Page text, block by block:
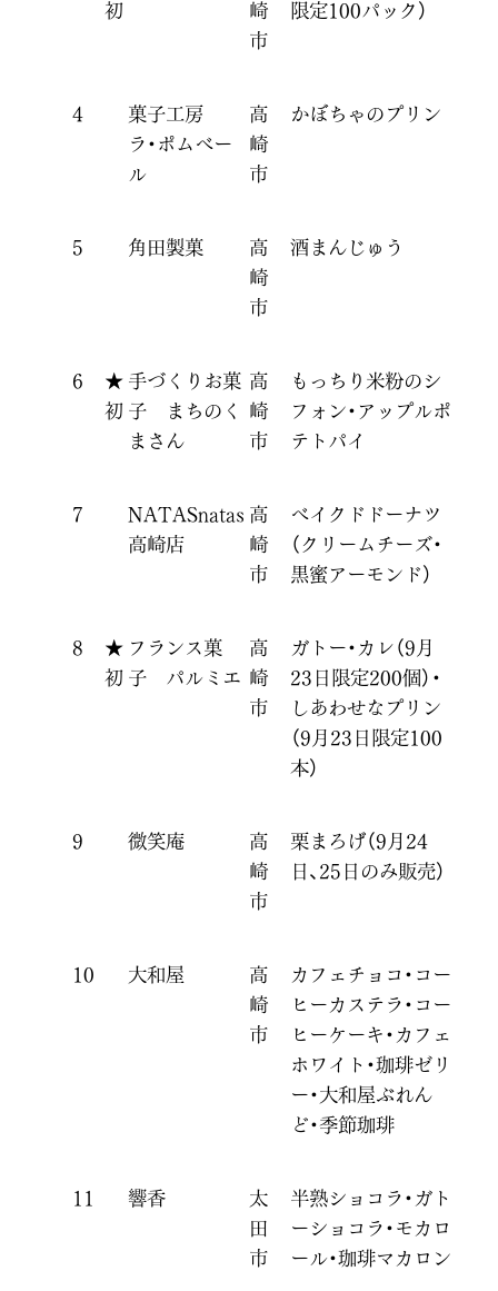
初
崎
市
限定100パック）
4
菓子工房
ラ・ポムベー
ル
高
崎
市
かぼちゃのプリン
5 角田製菓
高
崎
市
酒まんじゅう
6
★
初
手づくりお菓
子 まちのく
まさん
高
崎
市
もっちり米粉のシ
フォン・アップルポ
テトパイ
7
NATASnatas
高崎店
高
崎
市
ベイクドドーナツ
（クリームチーズ・
黒蜜アーモンド）
8
★
初
フランス菓
子 パルミエ
高
崎
市
ガトー・カレ（9月
23日限定200個）・
しあわせなプリン
（9月23日限定100
本）
9 微笑庵
高
崎
市
栗まろげ（9月24
日、25日のみ販売）
10 大和屋
高
崎
市
カフェチョコ・コー
ヒーカステラ・コー
ヒーケーキ・カフェ
ホワイト・珈琲ゼリ
ー・大和屋ぶれん
ど・季節珈琲
11 響香
太
田
市
半熟ショコラ・ガト
ーショコラ・モカロ
ール・珈琲マカロン